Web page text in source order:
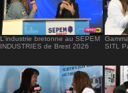
L'industrie bretonne au SEPEM
INDUSTRIES de Brest 2026
SITL